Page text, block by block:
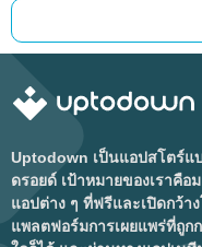
Uptodown เป็นแอปสโตร์
ดรอยด์ เป้าหมายของเราคื
แอปต่าง ๆ ที่ฟรีและเปิดกว้
แพลตฟอร์มการเผยแพร่ที่ถูก